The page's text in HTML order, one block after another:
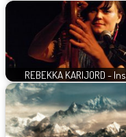
REBEKKA KARIJORD -